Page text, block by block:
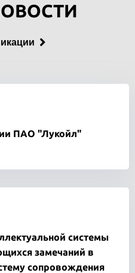
ПАО "Лукойл"
системы
замечаний в
сопровождения